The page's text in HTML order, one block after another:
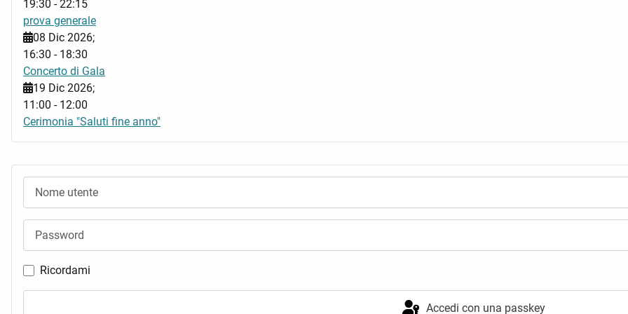
Ricordami
Accedi con una passkey
19:30 -22:15
prova generale
08 Dic 2026;
16:30 - 18:30
Concerto di Gala
19 Dic 2026;
11:00 - 12:00
Cerimonia "Saluti fine anno"